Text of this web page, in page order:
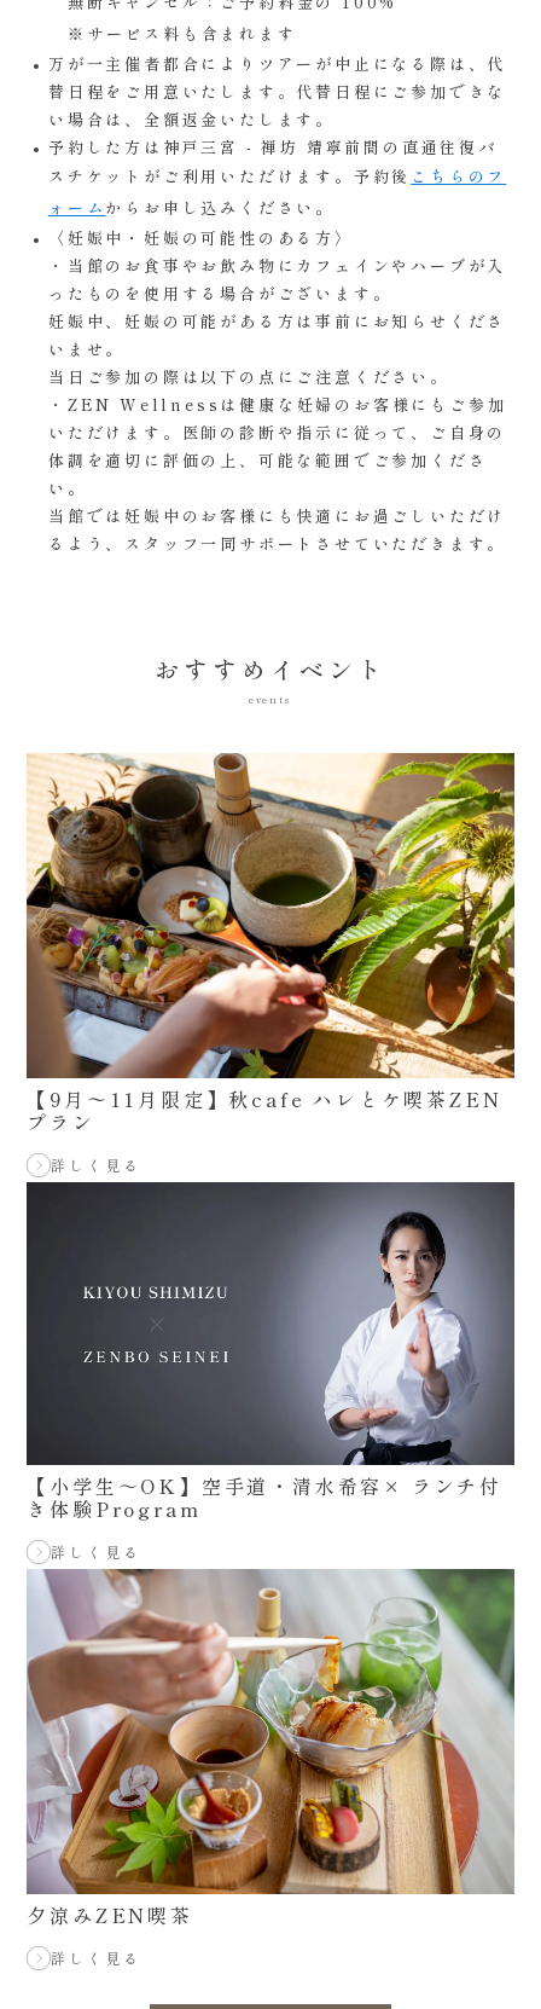
※サービス料も含まれます
万が一主催者都合によりツアーが中止になる際は、代
替日程をご用意いたします。代替日程にご参加できな
い場合は、全額返金いたします。
予約した方は神戸三宮 - 禅坊 靖寧前間の直通往復バ
スチケットがご利用いただけます。予約後 こちらのフ
ォーム からお申し込みください。
〈妊娠中・妊娠の可能性のある方〉
・当館のお食事やお飲み物にカフェインやハーブが入
ったものを使用する場合がございます。
妊娠中、妊娠の可能がある方は事前にお知らせくださ
いませ。
当日ご参加の際は以下の点にご注意ください。
・ZEN Wellnessは健康な妊婦のお客様にもご参加
いただけます。医師の診断や指示に従って、ご自身の
体調を適切に評価の上、可能な範囲でご参加くださ
い。
当館では妊娠中のお客様にも快適にお過ごしいただけ
るよう、スタッフ一同サポートさせていただきます。
おすすめイベント
events
【9月〜11月限定】秋cafe ハレとケ喫茶ZEN
プラン
詳しく見る
【小学生～OK】空手道・清水希容× ランチ付
き体験Program
詳しく見る
夕涼みZEN喫茶
詳しく見る